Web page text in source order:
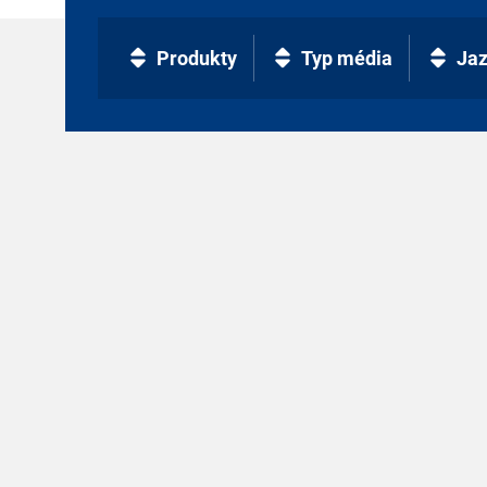
Produkty Typ média